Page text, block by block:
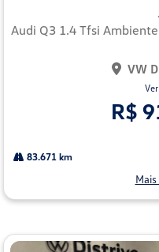
lhe
Audi Q3 1.4 Tfsi
VW
R$
83.671 km